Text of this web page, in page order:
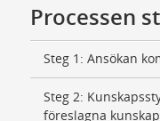
Processen
Steg 1: Ansökan
Steg 2:
föreslagna